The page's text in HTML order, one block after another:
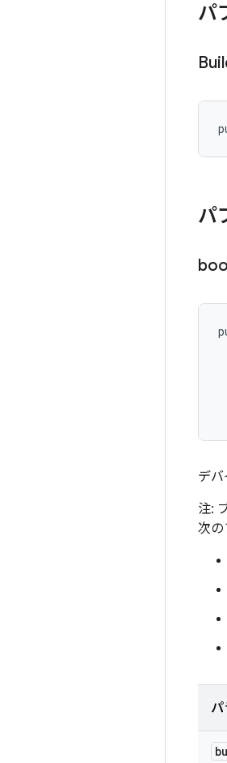
パ
パ
デ
注:
次の
パ